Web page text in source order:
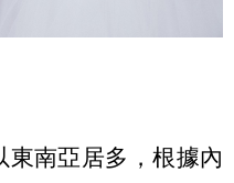
南亞居多，根據內